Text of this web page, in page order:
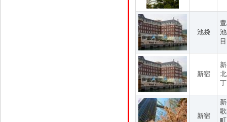
池袋
新宿
新宿